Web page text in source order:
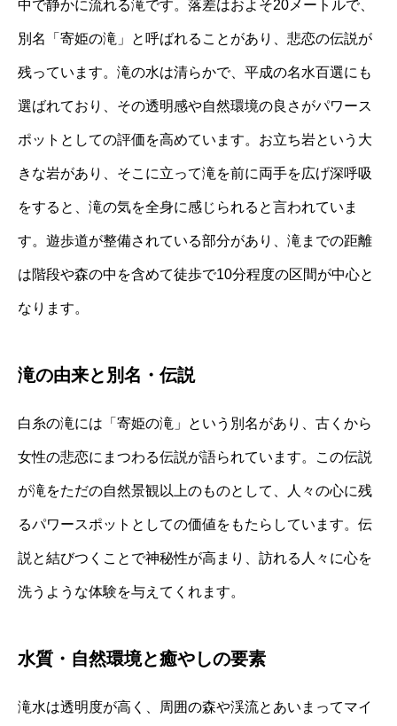
中で静かに流れる滝です。落差はおよそ20メートルで、
別名「寄姫の滝」と呼ばれることがあり、悲恋の伝説が
残っています。滝の水は清らかで、平成の名水百選にも
選ばれており、その透明感や自然環境の良さがパワース
ポットとしての評価を高めています。お立ち岩という大
きな岩があり、そこに立って滝を前に両手を広げ深呼吸
をすると、滝の気を全身に感じられると言われていま
す。遊歩道が整備されている部分があり、滝までの距離
は階段や森の中を含めて徒歩で10分程度の区間が中心と
なります。
滝の由来と別名・伝説
白糸の滝には「寄姫の滝」という別名があり、古くから
女性の悲恋にまつわる伝説が語られています。この伝説
が滝をただの自然景観以上のものとして、人々の心に残
るパワースポットとしての価値をもたらしています。伝
説と結びつくことで神秘性が高まり、訪れる人々に心を
洗うような体験を与えてくれます。
水質・自然環境と癒やしの要素
滝水は透明度が高く、周囲の森や渓流とあいまってマイ